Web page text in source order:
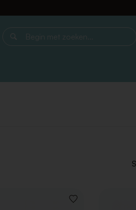
Begin met zoeken...
VOEG